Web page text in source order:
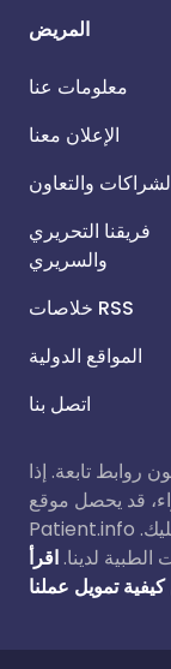
المريض
معلومات عنا
الإعلان معنا
والتعاون
فريقنا التحريري
والسريري
خلاصات RSS
المواقع الدولية
اتصل بنا
روابط تابعة. إذا
قد يحصل موقع
Patient.info على عمولة صغيرة دون أي تكلفة إضافية عليك.
لدينا. اقرأ